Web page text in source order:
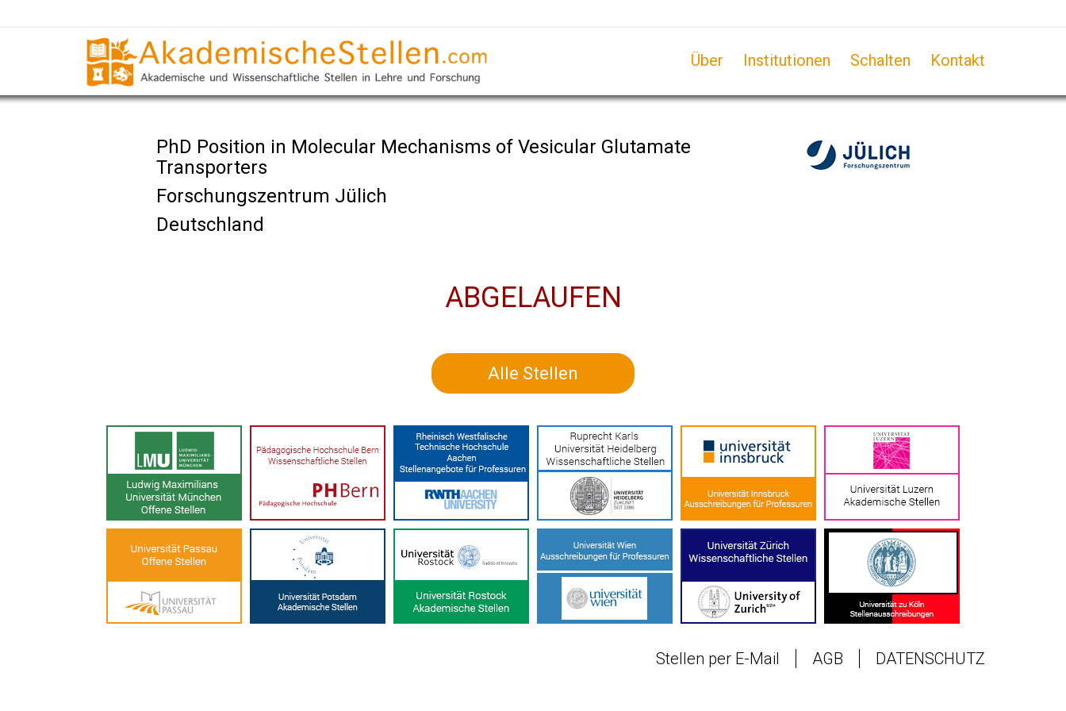
Über Institutionen Schalten Kontakt
PhD Position in Molecular Mechanisms of Vesicular Glutamate
Transporters
Forschungszentrum Jülich
Deutschland
ABGELAUFEN
Alle Stellen
Stellen per E-Mail AGB DATENSCHUTZ